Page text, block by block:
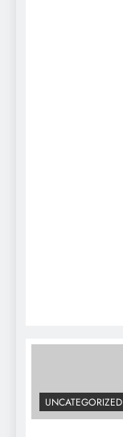
UNCATEGORIZED